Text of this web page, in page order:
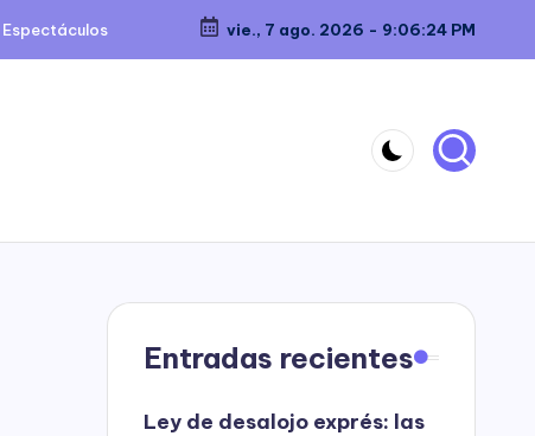
Espectáculos vie., 7 ago. 2026 - 9:06:25 PM
Entradas recientes
Ley de desalojo exprés: las